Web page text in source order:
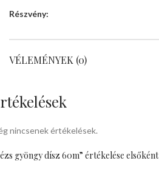
Részvény:
VÉLEMÉNYEK (0)
nincsenek értékelések.
gyöngy dísz 60m” értékelése elsőként